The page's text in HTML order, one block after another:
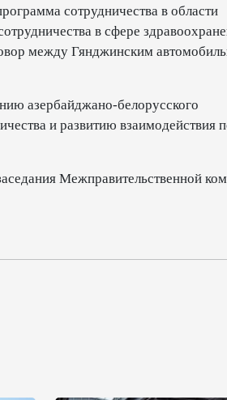
сотрудничества в области
в сфере
между Гянджинским
азербайджано-белорусского
и развитию взаимодействия
Межправительственной